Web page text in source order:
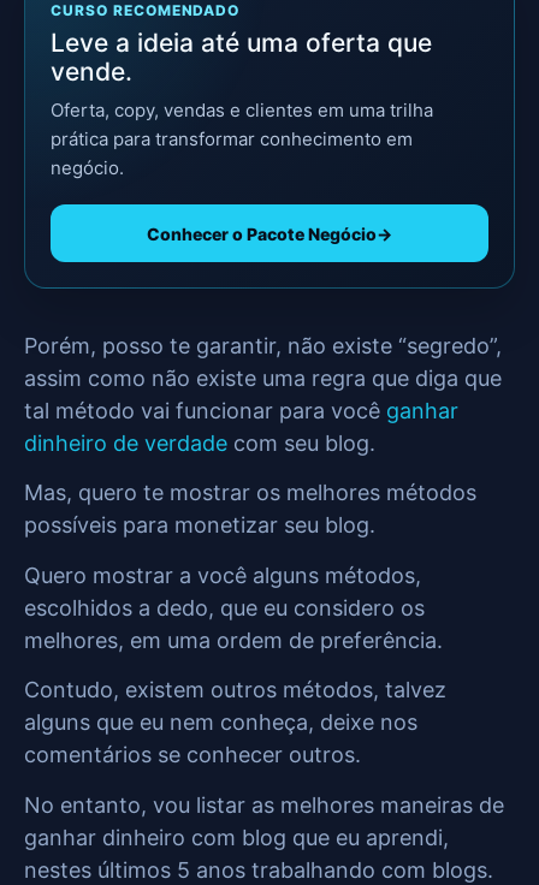
CURSO RECOMENDADO
Leve a ideia até uma oferta que
vende.
Oferta, copy, vendas e clientes em uma trilha
prática para transformar conhecimento em
negócio.
Conhecer o Pacote Negócio→
Porém, posso te garantir, não existe “segredo”,
assim como não existe uma regra que diga que
tal método vai funcionar para você ganhar
dinheiro de verdade com seu blog.
Mas, quero te mostrar os melhores métodos
possíveis para monetizar seu blog.
Quero mostrar a você alguns métodos,
escolhidos a dedo, que eu considero os
melhores, em uma ordem de preferência.
Contudo, existem outros métodos, talvez
alguns que eu nem conheça, deixe nos
comentários se conhecer outros.
No entanto, vou listar as melhores maneiras de
ganhar dinheiro com blog que eu aprendi,
nestes últimos 5 anos trabalhando com blogs.